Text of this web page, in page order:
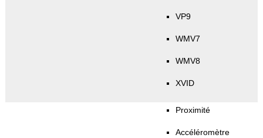
VP9
WMV7
WMV8
XVID
Proximité
Accéléromètre